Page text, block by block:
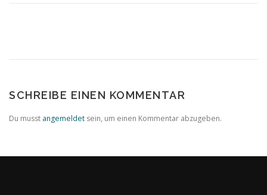
SCHREIBE EINEN KOMMENTAR
Du musst angemeldet sein, um einen Kommentar abzugeben.